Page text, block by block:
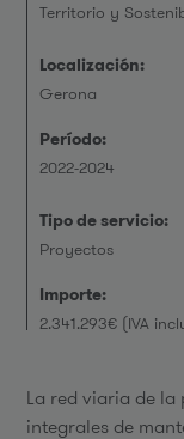
Territorio y
Localización:
Gerona
Período:
2022-2024
Tipo de servicio:
Proyectos
Importe:
2.341.293€ (IVA
La red viaria de
integrales de